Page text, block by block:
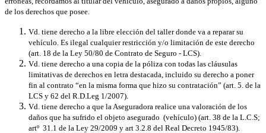
de los derechos que posee.
Vd. tiene derecho a la libre elección del taller donde va a reparar su
vehículo. Es ilegal cualquier restricción y/o limitación de este derecho
(art. 18 de la Ley 50/80 de Contrato de Seguro - LCS).
Vd. tiene derecho a una copia de la póliza con todas las cláusulas
limitativas de derechos en letra destacada, incluido su derecho a poner
fin al contrato “en la misma forma que hizo su contratación” (art. 5. de la
LCS y 62 del R.D.Leg 1/2007).
Vd. tiene derecho a que la Aseguradora realice una valoración de los
daños que ha sufrido el objeto asegurado (vehículo) (art. 38 de la L.C.S;
artº 31.1 de la Ley 29/2009 y art 3.2.8 del Real Decreto 1945/83).